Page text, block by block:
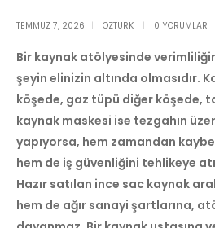
TEMMUZ 7, 2026 OZTURK 0 YORUMLAR
Bir kaynak atölyesinde verimliliğin
şeyin elinizin altında olmasıdır.
köşede, gaz tüpü diğer köşede,
kaynak maskesi ise tezgahın
yapıyorsa, hem zamandan
hem de iş güvenliğini tehlikeye
Hazır satılan ince sac kaynak
hem de ağır sanayi şartlarına,